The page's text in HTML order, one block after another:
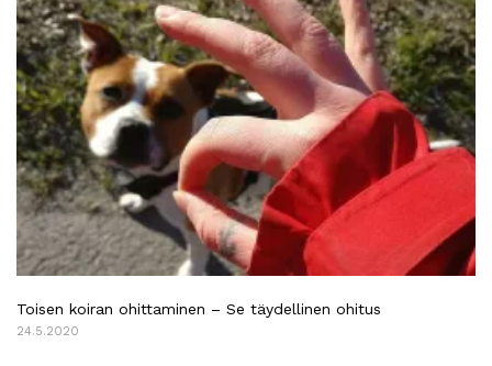
Toisen koiran ohittaminen – Se täydellinen ohitus
24.5.2020